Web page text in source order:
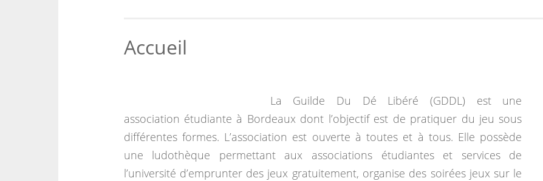
Accueil
La Guilde Du Dé Libéré (GDDL) est une
association étudiante à Bordeaux dont l’objectif est de pratiquer du jeu sous
différentes formes. L’association est ouverte à toutes et à tous. Elle possède
une ludothèque permettant aux associations étudiantes et services de
l’université d’emprunter des jeux gratuitement, organise des soirées jeux sur le